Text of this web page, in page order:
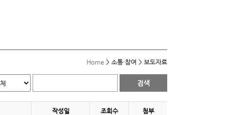
Home > 소통·참여 > 보도자료
작성일 조회수 첨부